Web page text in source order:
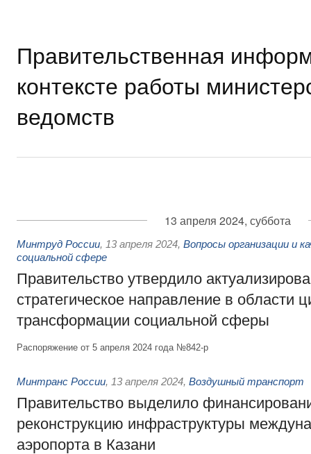
Правительственная
контексте работы
ведомств
13 апреля 2024, суббота
Минтруд России, 13 апреля 2024, Вопросы организации и
социальной сфере
Правительство утвердило
стратегическое направление в области
трансформации социальной сферы
Распоряжение от 5 апреля 2024 года №842-р
Минтранс России, 13 апреля 2024, Воздушный транспорт
Правительство выделило
реконструкцию инфраструктуры
аэропорта в Казани